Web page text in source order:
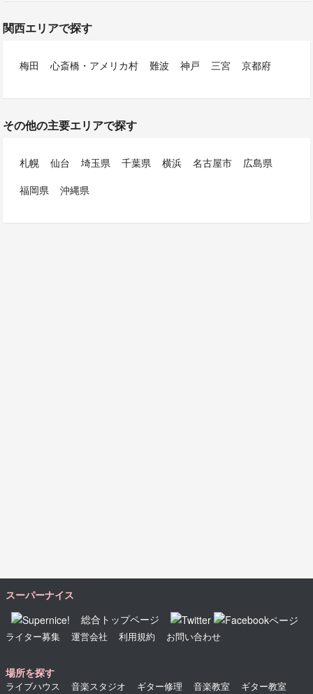
関西エリアで探す
梅田 心斎橋・アメリカ村 難波 神戸 三宮 京都府
その他の主要エリアで探す
札幌 仙台 埼玉県 千葉県 横浜 名古屋市
広島県
福岡県
沖縄県
スーパーナイス
総合トップページ
ライター募集 運営会社 利用規約 お問い合わせ
場所を探す
ライブハウス 音楽スタジオ ギター修理 音楽教室 ギター教室